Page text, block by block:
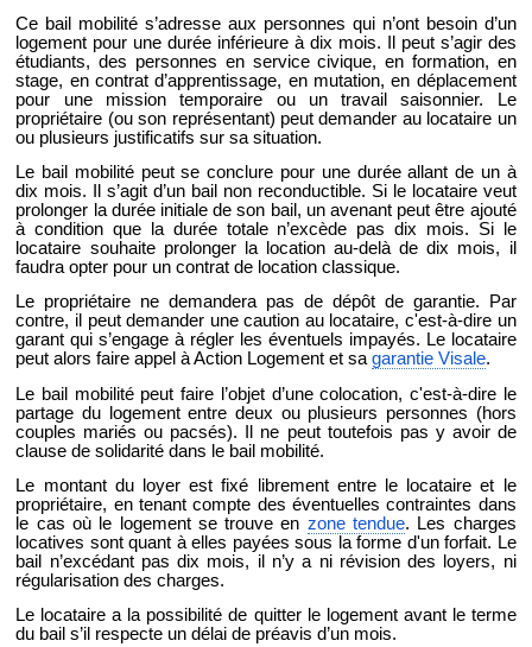
Ce bail mobilité s’adresse aux personnes qui n’ont besoin d’un
logement pour une durée inférieure à dix mois. Il peut s’agir des
étudiants, des personnes en service civique, en formation, en
stage, en contrat d’apprentissage, en mutation, en déplacement
pour une mission temporaire ou un travail saisonnier. Le
propriétaire (ou son représentant) peut demander au locataire un
ou plusieurs justificatifs sur sa situation.
Le bail mobilité peut se conclure pour une durée allant de un à
dix mois. Il s’agit d’un bail non reconductible. Si le locataire veut
prolonger la durée initiale de son bail, un avenant peut être ajouté
à condition que la durée totale n’excède pas dix mois. Si le
locataire souhaite prolonger la location au-delà de dix mois, il
faudra opter pour un contrat de location classique.
Le propriétaire ne demandera pas de dépôt de garantie. Par
contre, il peut demander une caution au locataire, c'est-à-dire un
garant qui s’engage à régler les éventuels impayés. Le locataire
peut alors faire appel à Action Logement et sagarantie Visale.
Le bail mobilité peut faire l’objet d’une colocation, c'est-à-dire le
partage du logement entre deux ou plusieurs personnes (hors
couples mariés ou pacsés). Il ne peut toutefois pas y avoir de
clause de solidarité dans le bail mobilité.
Le montant du loyer est fixé librement entre le locataire et le
propriétaire, en tenant compte des éventuelles contraintes dans
le cas où le logement se trouve en zone tendue. Les charges
locatives sont quant à elles payées sous la forme d'un forfait. Le
bail n’excédant pas dix mois, il n’y a ni révision des loyers, ni
régularisation des charges.
Le locataire a la possibilité de quitter le logement avant le terme
du bail s’il respecte un délai de préavis d’un mois.